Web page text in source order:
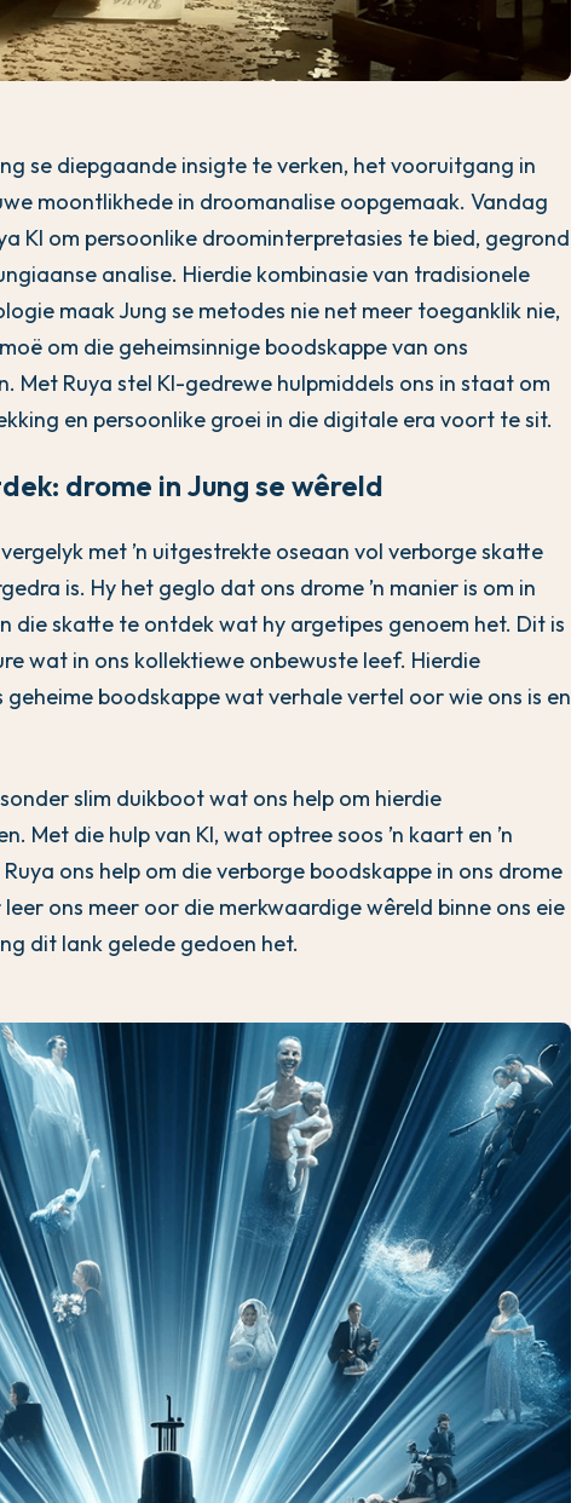
se diepgaande insigte te verken, het vooruitgang in
moontlikhede in droomanalise oopgemaak. Vandag
KI om persoonlike droominterpretasies te bied, gegrond
analise. Hierdie kombinasie van tradisionele
maak Jung se metodes nie net meer toeganklik nie,
om die geheimsinnige boodskappe van ons
Met Ruya stel KI-gedrewe hulpmiddels ons in staat om
en persoonlike groei in die digitale era voort te sit.
drome in Jung se wêreld
met ’n uitgestrekte oseaan vol verborge skatte
is. Hy het geglo dat ons drome ’n manier is om in
die skatte te ontdek wat hy argetipes genoem het. Dit is
wat in ons kollektiewe onbewuste leef. Hierdie
boodskappe wat verhale vertel oor wie ons is en
slim duikboot wat ons help om hierdie
Met die hulp van KI, wat optree soos ’n kaart en ’n
ons help om die verborge boodskappe in ons drome
ons meer oor die merkwaardige wêreld binne ons eie
dit lank gelede gedoen het.